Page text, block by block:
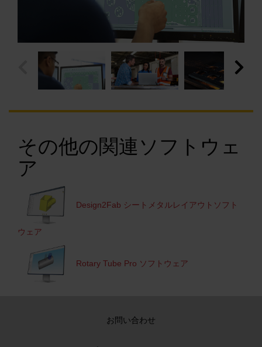
その他の関連ソフトウェ
ア
Design2Fab シートメタルレイアウトソフト
ウェア
Rotary Tube Pro ソフトウェア
お問い合わせ